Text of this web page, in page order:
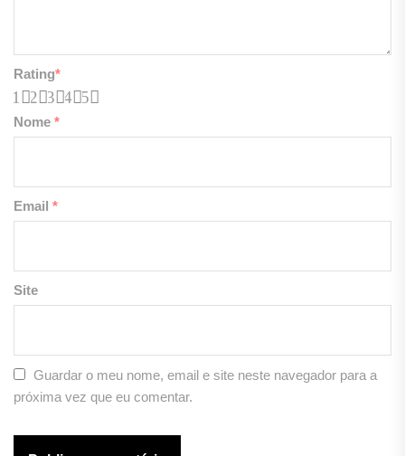
Rating*
5
4
3
2
1
Nome *
Email *
Site
Guardar o meu nome, email e site neste navegador para a
próxima vez que eu comentar.